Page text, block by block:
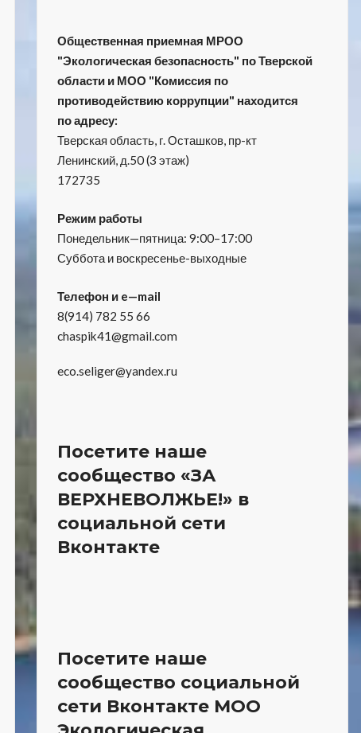
Общественная приемная МРОО
"Экологическая безопасность" по Тверской
области и МОО "Комиссия по
противодействию коррупции" находится
по адресу:
Тверская область, г. Осташков, пр-кт
Ленинский, д.50 (3 этаж)
172735
Режим работы
Понедельник—пятница: 9:00–17:00
Суббота и воскресенье-выходные
Телефон и e—mail
8(914) 782 55 66
chaspik41@gmail.com
eco.seliger@yandex.ru
Посетите наше
сообщество «ЗА
ВЕРХНЕВОЛЖЬЕ!» в
социальной сети
Вконтакте
Посетите наше
сообщество социальной
сети Вконтакте МОО